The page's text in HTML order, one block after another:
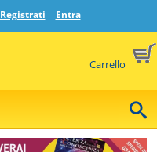
Registrati Entra
Carrello